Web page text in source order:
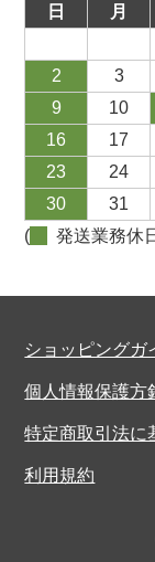
日
月
2
3
9
10
16
17
23
24
30
31
(
発送業務休
ショッピングガ
個人情報保護方
特定商取引法に
利用規約